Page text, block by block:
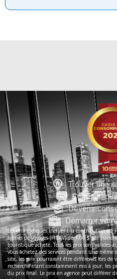
Trouver une
Devenir
Démarrer
Les prix indiqués incluent la contribution au
agents de voyages (FICAV) de 1,00 $ par
touristique acheté. Tous les prix sont valides
vous achetez des services pendant une même
site, les prix pourraient être différents lors de
recherche étant constamment mis à jour, les
du prix final. Le prix en agence peut différer